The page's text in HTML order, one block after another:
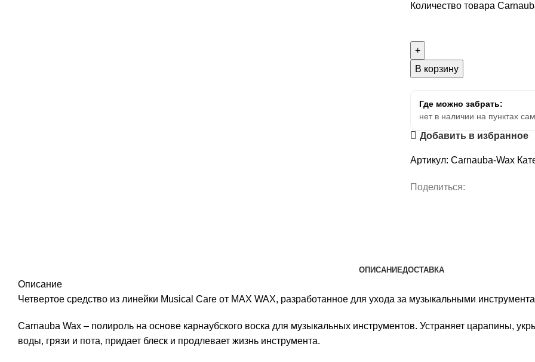
Количество товара
В корзину
Где можно забрать:
нет в наличии на пунктах
Добавить в избранное
Артикул: Carnauba-Wax
Поделиться:
ОПИСАНИЕДОСТАВКА
Описание
Четвертое средство из линейки Musical Care от MAX WAX, разработанное для ухода за музыкальными
Carnauba Wax – полироль на основе карнаубского воска для музыкальных инструментов. Устраняет царапины,
воды, грязи и пота, придает блеск и продлевает жизнь инструмента.